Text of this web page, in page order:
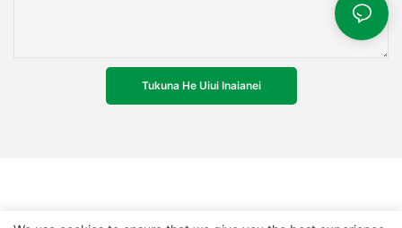
Tukuna He Uiui Inaianei